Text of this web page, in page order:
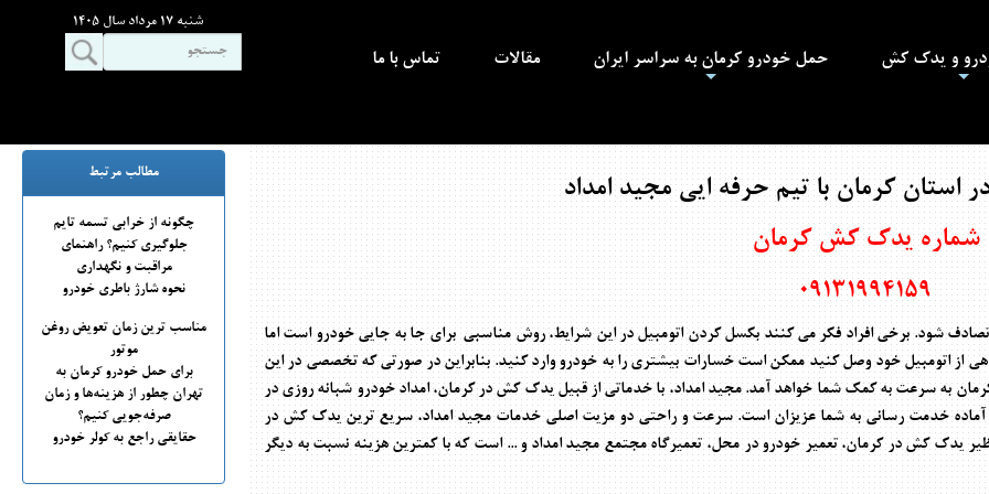
و یدک کش حمل خودرو کرمان به سراسر ایران مقالات تماس با ما
شنبه 17 مرداد سال 1405
کرمان با تیم حرفه ایی مجید امداد
شماره یدک کش کرمان
09131994159
شود. برخی افراد فکر می کنند بکسل کردن اتومبیل در این شرایط، روش مناسبی برای جا به جایی خودرو است اما
از اتومبیل خود وصل کنید ممکن است خسارات بیشتری را به خودرو وارد کنید. بنابراین در صورتی که تخصصی در این
به سرعت به کمک شما خواهد آمد. مجید امداد، با خدماتی از قبیلیدک کش در کرمان، امداد خودرو شبانه روزی در
خدمت رسانی به شما عزیزان است. سرعت و راحتی دو مزیت اصلی خدمات مجید امداد، سریع ترین یدک کش در
کش در کرمان، تعمیر خودرو در محل، تعمیرگاه مجتمع مجید امداد و ... است که با کمترین هزینه نسبت به دیگر
مطالب مرتبط
چگونه از خرابی تسمه تایم
جلوگیری کنیم؟ راهنمای
مراقبت و نگهداری
نحوه شارژ باطری خودرو
مناسب ترین زمان تعویض روغن
موتور
برای حمل خودرو کرمان به
تهران چطور از هزینه‌ها و زمان
صرفه‌جویی کنیم؟
حقایقی راجع به کولر خودرو